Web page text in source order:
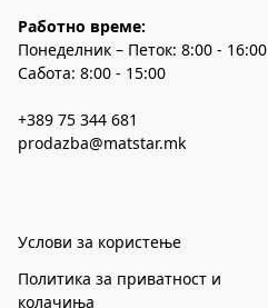
Работно време:
Понеделник – Петок: 8:00 - 16:00
Сабота: 8:00 - 15:00
+389 75 344 681
prodazba@matstar.mk
Услови за користење
Политика за приватност и
колачиња